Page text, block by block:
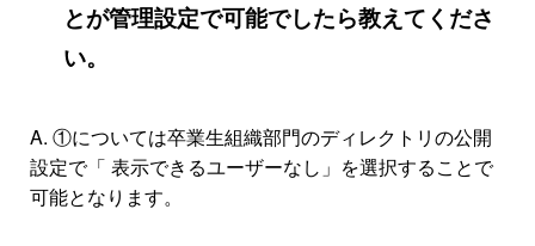
とが管理設定で可能でしたら教えてくださ
い。
A. ①については卒業生組織部門のディレクトリの公開
設定で「 表示できるユーザーなし」を選択することで
可能となります。